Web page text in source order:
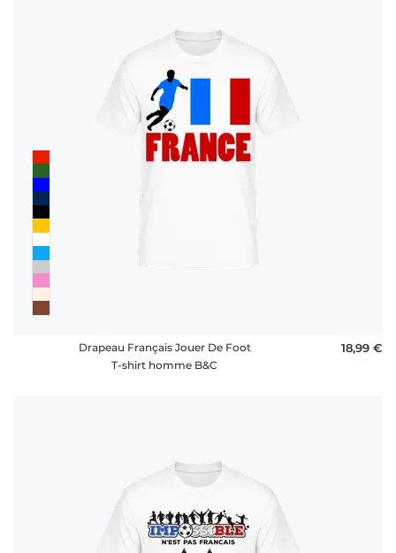
Drapeau Français Jouer De Foot
T-shirt homme B&C
18,99 €